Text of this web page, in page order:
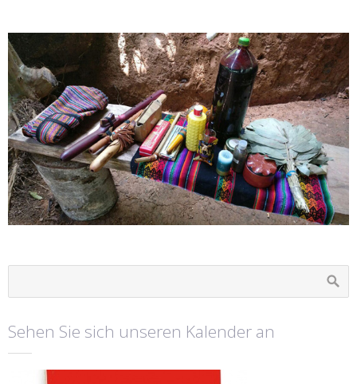
Sehen Sie sich unseren Kalender an